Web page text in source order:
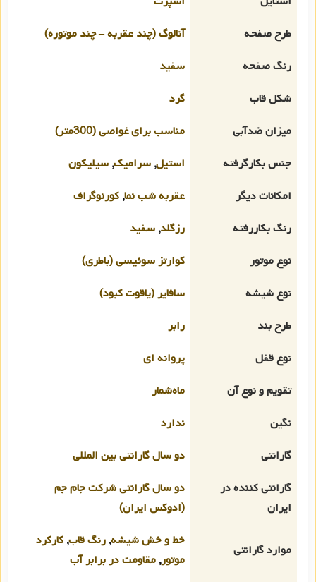
طرح صفحه
آنالوگ (چند عقربه – چند موتوره)
رنگ صفحه
سفید
شکل قاب
گرد
میزان ضدآبی
مناسب برای غواصی (300متر)
جنس بکارگرفته
استیل, سرامیک, سیلیکون
امکانات دیگر
عقربه شب نما, کورنوگراف
رنگ بکاررفته
رزگلد, سفید
نوع موتور
کوارتز سوئیسی (باطری)
نوع شیشه
سافایر (یاقوت کبود)
طرح بند
رابر
نوع قفل
پروانه ای
تقویم و نوع آن
ماه‌شمار
نگین
ندارد
گارانتی
دو سال گارانتی بین المللی
گارانتی کننده در
ایران
دو سال گارانتی شرکت جام جم
(ادوکس ایران)
موارد گارانتی
خط و خش شیشه, رنگ قاب, کارکرد
موتور, مقاومت در برابر آب